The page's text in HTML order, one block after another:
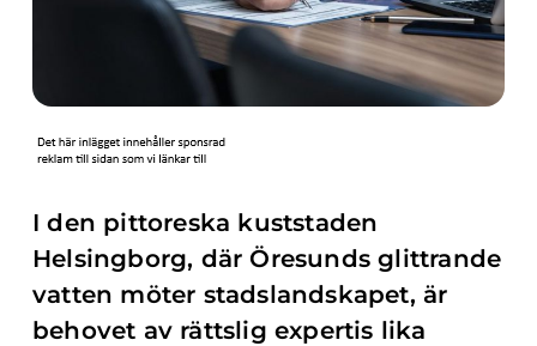
I den pittoreska kuststaden
Helsingborg, där Öresunds glittrande
vatten möter stadslandskapet, är
behovet av rättslig expertis lika